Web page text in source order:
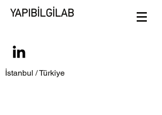
YAPIBİLGİLAB
İstanbul / Türkiye